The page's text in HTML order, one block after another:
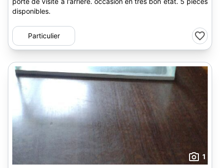
disponibles.
Particulier
1